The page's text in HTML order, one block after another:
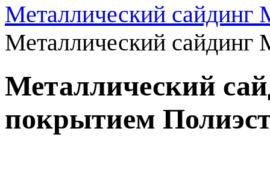
Металлический
Металлический
Металлический
покрытием